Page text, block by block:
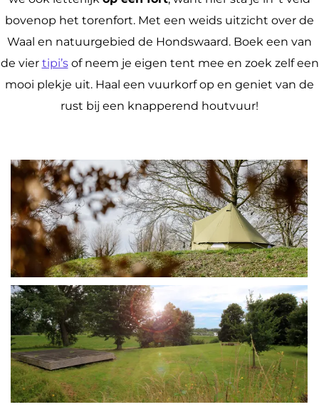
bovenop het torenfort. Met een weids uitzicht over de
Waal en natuurgebied de Hondswaard. Boek een van
de vier tipi’sof neem je eigen tent mee en zoek zelf een
mooi plekje uit. Haal een vuurkorf op en geniet van de
rust bij een knapperend houtvuur!